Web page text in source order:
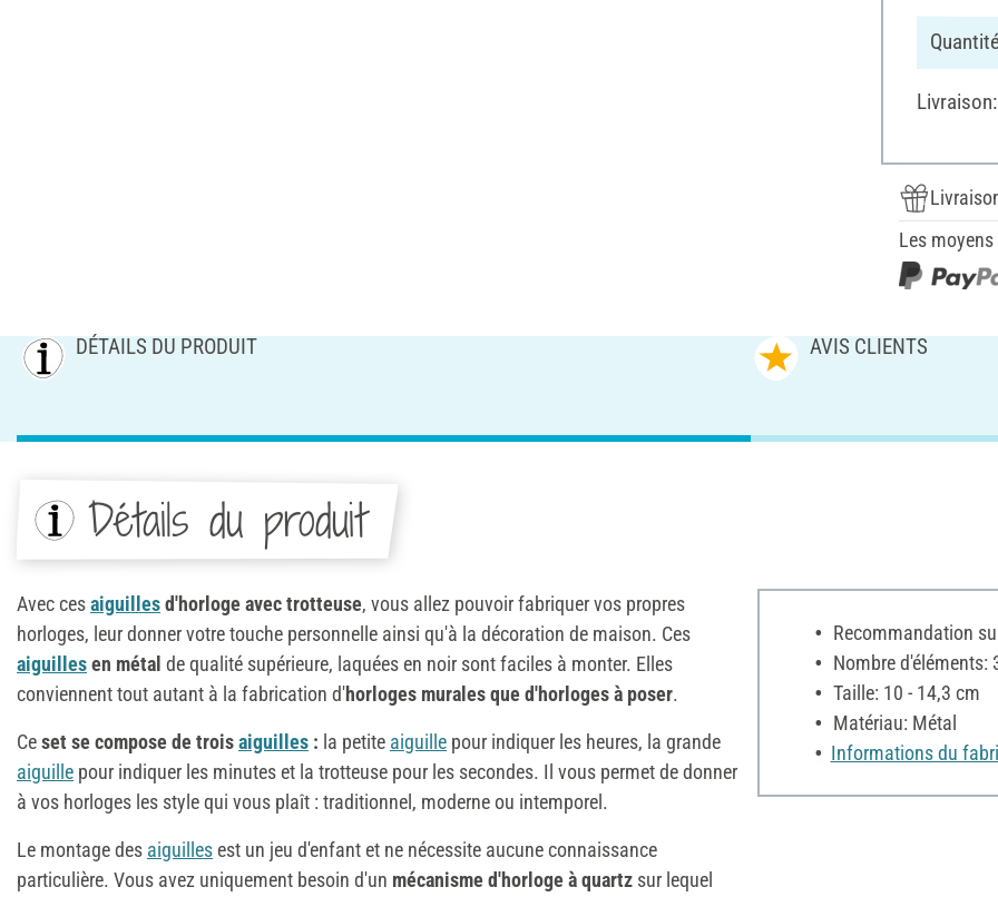
Les
DÉTAILS DU PRODUIT AVIS CLIENTS
Détails du produit
Avec cesaiguillesd'horloge avec trotteuse, vous allez pouvoir fabriquer vos propres
horloges, leur donner votre touche personnelle ainsi qu'à la décoration de maison. Ces
aiguillesen métal de qualité supérieure, laquées en noir sont faciles à monter. Elles
conviennent tout autant à la fabrication d'horloges murales que d'horloges à poser.
Ceset se compose de troisaiguilles : la petite aiguille pour indiquer les heures, la grande
aiguille pour indiquer les minutes et la trotteuse pour les secondes. Il vous permet de donner
à vos horloges les style qui vous plaît : traditionnel, moderne ou intemporel.
Le montage des aiguilles est un jeu d'enfant et ne nécessite aucune connaissance
particulière. Vous avez uniquement besoin d'un mécanisme d'horloge à quartz sur lequel
Recommandation
Nombre d'éléments:
Taille: 10 - 14,3 cm
Matériau: Métal
Informations du